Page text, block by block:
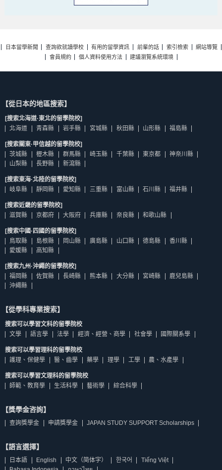
日本留學新聞 查詢欲就讀學校 有用的留學資訊 前輩的話 索引檢索
網站導覽
會員規約
個人資料使用方法 建議瀏覽系統環境
【從日本的地區搜索】
[搜索北海道·東北的留學院校]
北海道
青森縣 岩手縣 宮城縣 秋田縣 山形縣 福島縣
[搜索關東·甲信越的留學院校]
茨城縣
櫪木縣 群馬縣 崎玉縣 千葉縣 東京都
神奈川縣
山梨縣
長野縣 新瀉縣
[搜索東海·北陸的留學院校]
岐阜縣
靜岡縣 愛知縣 三重縣 富山縣 石川縣 福井縣
[搜索近畿的留學院校]
滋賀縣
京都府 大阪府 兵庫縣 奈良縣 和歌山縣
[搜索中國·四國的留學院校]
鳥取縣
島根縣 岡山縣 廣島縣 山口縣 德島縣
香川縣
愛媛縣
高知縣
[搜索九州·沖繩的留學院校]
福岡縣
佐賀縣 長崎縣 熊本縣 大分縣 宮崎縣
鹿兒島縣
沖繩縣
【從學科專業搜索】
搜索可以學習文科的留學院校
文學
語言學 法學 經濟、經營、商學 社會學 國際關系學
搜索可以學習理科的留學院校
護理、保健學
醫、齒學 藥學 理學 工學 農、水產學
搜索可以學習文理科的留學院校
師範、教育學
生活科學 藝術學 綜合科學
【獎學金咨詢】
查詢獎學金 申請獎學金 JAPAN STUDY SUPPORT Scholarships
【語言選擇】
日本語 English 中文（简体字） 한국어
Tiếng Việt